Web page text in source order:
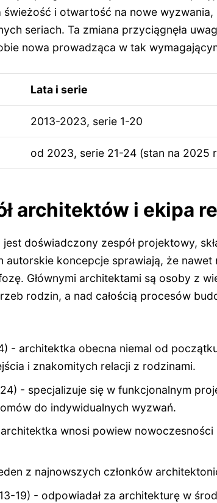
i otwartość na nowe wyzwania,
seriach. Ta zmiana przyciągnęła
nowa prowadząca w tak
Lata i serie
2013-2023, serie 1-20
od 2023, serie 21-24 (stan na 2025
architektów i ekipa
doświadczony zespół projektowy,
koncepcje sprawiają, że nawet
Głównymi architektami są osoby z
rodzin, a nad całością procesów
- architektka obecna niemal od
i znakomitych relacji z rodzinami.
- specjalizuje się w funkcjonalnym
do indywidualnych wyzwań.
wnosi powiew nowoczesności
z najnowszych członków
19) - odpowiadał za architekturę w